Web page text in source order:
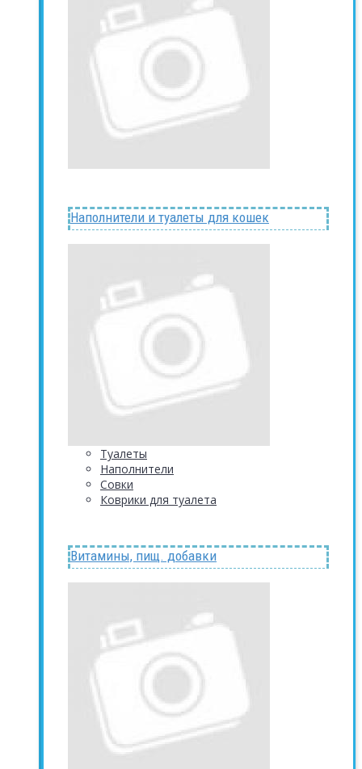
Наполнители и туалеты для кошек
Туалеты
Наполнители
Совки
Коврики для туалета
Витамины, пищ. добавки